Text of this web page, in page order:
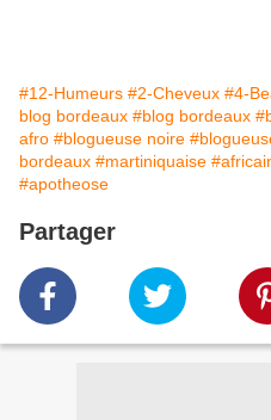
#12-Humeurs #2-Cheveux #4-
blog bordeaux #blog bordeaux
afro #blogueuse noire
bordeaux #martiniquaise
#apotheose
Partager